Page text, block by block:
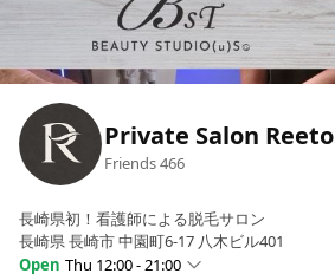
Private Salon Reeto
Friends466
長崎県初！看護師による脱毛サロン
長崎県 長崎市 中園町6-17 八木ビル401
Open Thu 12:00 - 21:00